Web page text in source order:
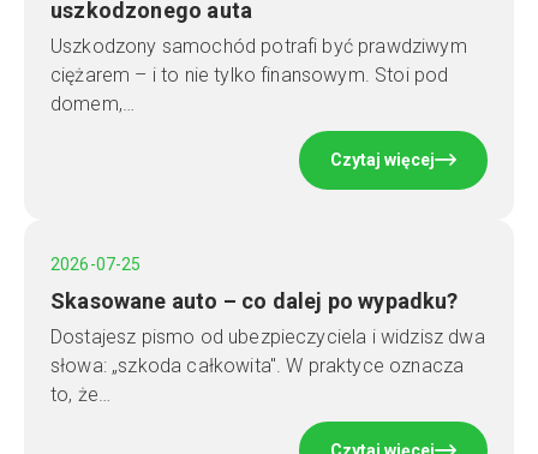
uszkodzonego auta
Uszkodzony samochód potrafi być prawdziwym
ciężarem – i to nie tylko finansowym. Stoi pod
domem,…
Czytaj więcej
2026-07-25
Skasowane auto – co dalej po wypadku?
Dostajesz pismo od ubezpieczyciela i widzisz dwa
słowa: „szkoda całkowita". W praktyce oznacza
to, że…
Czytaj więcej